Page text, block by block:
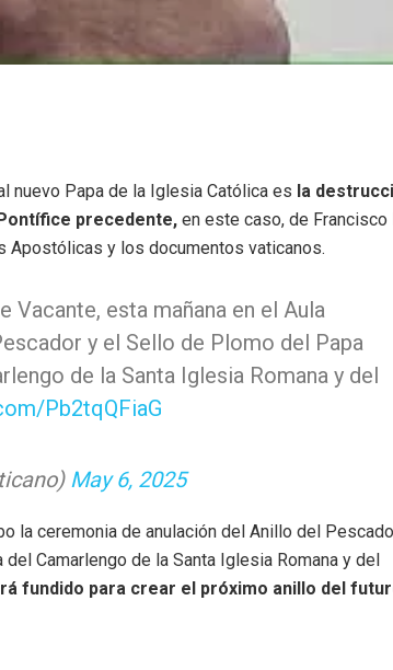
nuevo Papa de la Iglesia Católica es la
precedente, en este caso, de Francisco
Apostólicas y los documentos vaticanos.
Vacante, esta mañana en el Aula
y el Sello de Plomo del Papa
de la Santa Iglesia Romana y del
Pb2tqQFiaG
May 6, 2025
la ceremonia de anulación del Anillo del
Camarlengo de la Santa Iglesia Romana y del
fundido para crear el próximo anillo del